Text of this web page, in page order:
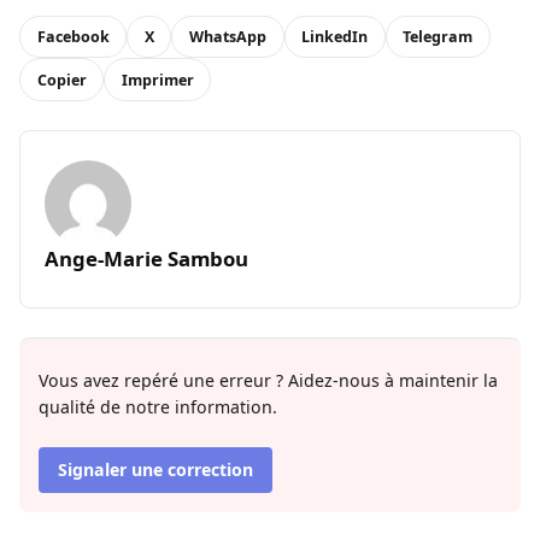
Facebook X WhatsApp LinkedIn Telegram
Copier Imprimer
Ange-Marie Sambou
Vous avez repéré une erreur ? Aidez-nous à maintenir la
qualité de notre information.
Signaler une correction